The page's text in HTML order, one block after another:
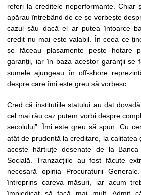
referi la creditele neperformante. Chiar
apărau întrebând de ce se vorbește
cazul său dacă el ar putea întoarce
credit nu mai este valabil. În ceea ce
se făceau plasamente peste hotare
garanții, iar în baza acestor garanții se
sumele ajungeau în off-shore
despre care îmi este greu să vorbesc.
Cred că instituțiile statului au dat
cel mai rău caz putem vorbi despre
secolului”. Îmi este greu să spun. Cu
atât de prudentă la creditare, la calitatea
aceste hârtiuțe desenate de la
Socială. Tranzacțiile au fost făcute
necesară opinia Procuraturii
întreprins careva măsuri, iar acum